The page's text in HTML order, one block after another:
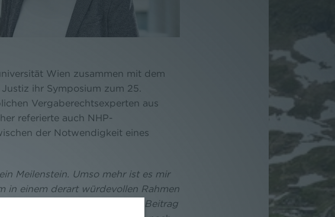
Wien zusammen mit dem
ihr Symposium zum 25.
Vergaberechtsexperten aus
referierte auch NHP-
der Notwendigkeit eines
Meilenstein. Umso mehr ist es mir
in einem derart würdevollen Rahmen
sicherlich einen wesentlichen Beitrag